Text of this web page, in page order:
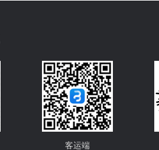
客运端